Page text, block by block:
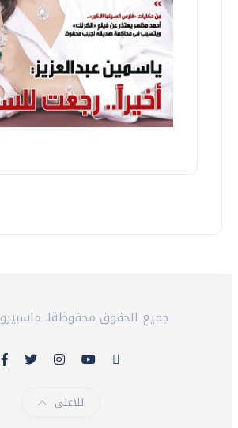
© 2026 جميع الحقوق محفوظةلـ ماسبيرو
للاعلى